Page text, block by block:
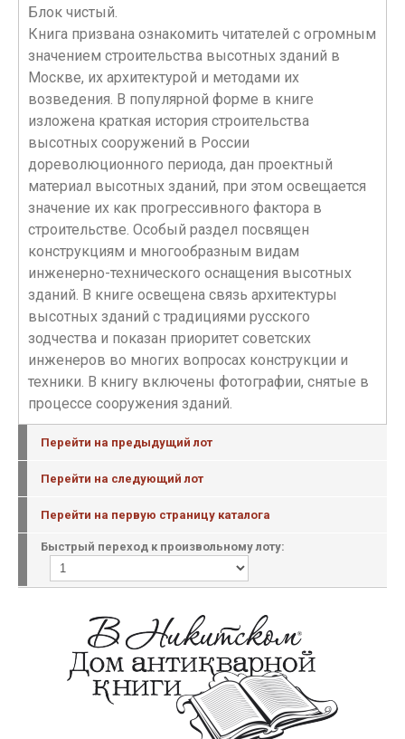
Блок чистый.
Книга призвана ознакомить читателей с огромным
значением строительства высотных зданий в
Москве, их архитектурой и методами их
возведения. В популярной форме в книге
изложена краткая история строительства
высотных сооружений в России
дореволюционного периода, дан проектный
материал высотных зданий, при этом освещается
значение их как прогрессивного фактора в
строительстве. Особый раздел посвящен
конструкциям и многообразным видам
инженерно-технического оснащения высотных
зданий. В книге освещена связь архитектуры
высотных зданий с традициями русского
зодчества и показан приоритет советских
инженеров во многих вопросах конструкции и
техники. В книгу включены фотографии, снятые в
процессе сооружения зданий.
Перейти на предыдущий лот
Перейти на следующий лот
Перейти на первую страницу каталога
Быстрый переход к произвольному лоту: